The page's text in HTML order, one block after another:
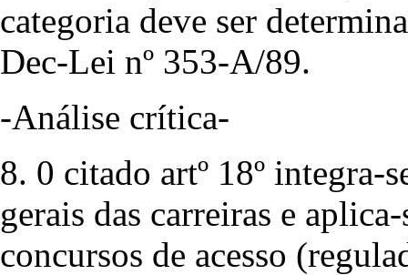
categoria deve ser
Dec-Lei nº 353-A/89.
-Análise crítica-
8. 0 citado artº 18º integra-
gerais das carreiras e
concursos de acesso